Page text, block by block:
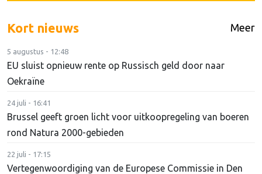
Kort nieuws Meer
5 augustus - 12:48
EU sluist opnieuw rente op Russisch geld door naar
Oekraïne
24 juli - 16:41
Brussel geeft groen licht voor uitkoopregeling van boeren
rond Natura 2000-gebieden
22 juli - 17:15
Vertegenwoordiging van de Europese Commissie in Den